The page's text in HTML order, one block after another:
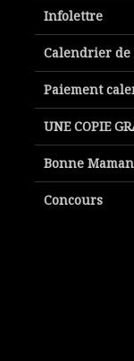
Infolettre
Calendrier de
Paiement
UNE COPIE
Bonne
Concours